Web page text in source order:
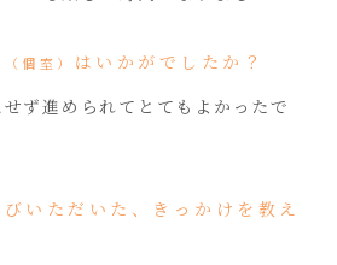
（個室） はいかがでしたか？
ず進められてとてもよかったで
いただいた、きっかけを教え